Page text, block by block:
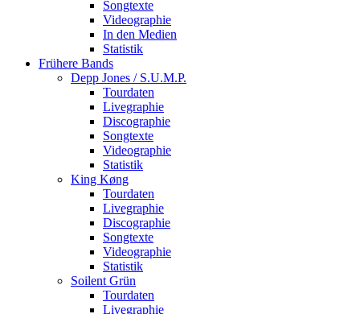
Songtexte
Videographie
In den Medien
Statistik
Frühere Bands
Depp Jones / S.U.M.P.
Tourdaten
Livegraphie
Discographie
Songtexte
Videographie
Statistik
King Køng
Tourdaten
Livegraphie
Discographie
Songtexte
Videographie
Statistik
Soilent Grün
Tourdaten
Livegraphie